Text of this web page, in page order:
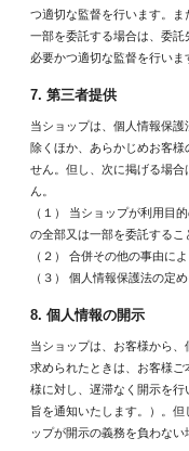
つ適切な監督を行います。
一部を委託する場合は、委託
必要かつ適切な監督を行いま
7. 第三者提供
当ショップは、個人情報保
除くほか、あらかじめお客
せん。但し、次に掲げる場
ん。
（１） 当ショップが利用目
の全部又は一部を委託する
（２） 合併その他の事由に
（３） 個人情報保護法の定
8. 個人情報の開示
当ショップは、お客様から
求められたときは、お客様
様に対し、遅滞なく開示を
旨を通知いたします。）。
ップが開示の義務を負わない